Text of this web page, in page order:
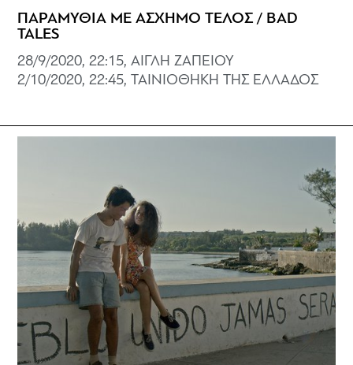
ΠΑΡΑΜΥΘΙΑ ΜΕ ΑΣΧΗΜΟ ΤΕΛΟΣ / BAD
TALES
28/9/2020, 22:15, ΑΙΓΛΗ ΖΑΠΕΙΟΥ
2/10/2020, 22:45, ΤΑΙΝΙΟΘΗΚΗ ΤΗΣ ΕΛΛΑΔΟΣ